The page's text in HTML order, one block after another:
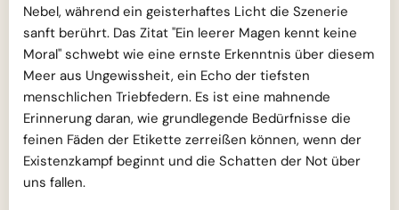
Nebel, während ein geisterhaftes Licht die Szenerie
sanft berührt. Das Zitat "Ein leerer Magen kennt keine
Moral" schwebt wie eine ernste Erkenntnis über diesem
Meer aus Ungewissheit, ein Echo der tiefsten
menschlichen Triebfedern. Es ist eine mahnende
Erinnerung daran, wie grundlegende Bedürfnisse die
feinen Fäden der Etikette zerreißen können, wenn der
Existenzkampf beginnt und die Schatten der Not über
uns fallen.